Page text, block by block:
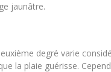
jaunâtre.
degré varie
la plaie guérisse.